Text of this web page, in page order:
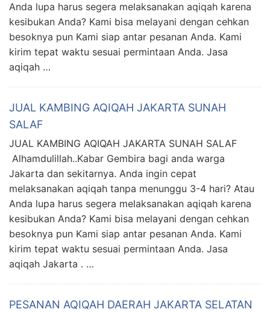
Anda lupa harus segera melaksanakan aqiqah karena
kesibukan Anda? Kami bisa melayani dengan cehkan
besoknya pun Kami siap antar pesanan Anda. Kami
kirim tepat waktu sesuai permintaan Anda. Jasa
aqiqah …
JUAL KAMBING AQIQAH JAKARTA SUNAH
SALAF
JUAL KAMBING AQIQAH JAKARTA SUNAH SALAF
Alhamdulillah..Kabar Gembira bagi anda warga
Jakarta dan sekitarnya. Anda ingin cepat
melaksanakan aqiqah tanpa menunggu 3-4 hari? Atau
Anda lupa harus segera melaksanakan aqiqah karena
kesibukan Anda? Kami bisa melayani dengan cehkan
besoknya pun Kami siap antar pesanan Anda. Kami
kirim tepat waktu sesuai permintaan Anda. Jasa
aqiqah Jakarta . …
PESANAN AQIQAH DAERAH JAKARTA SELATAN